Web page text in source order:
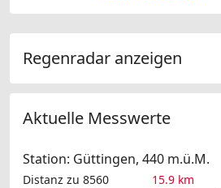
Regenradar anzeigen
Aktuelle Messwerte
Station: Güttingen, 440 m.ü.M.
Distanz zu 8560
15.9 km